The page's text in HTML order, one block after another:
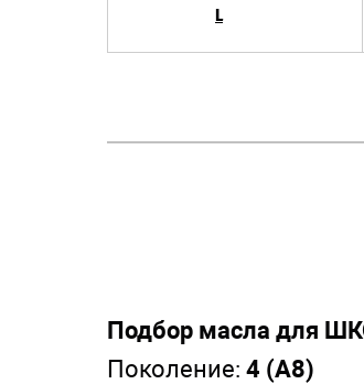
L
Подбор масла для
Поколение: 4 (А8)